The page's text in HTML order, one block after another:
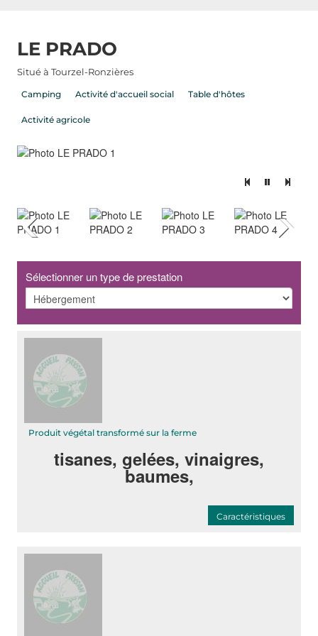
LE PRADO
Situé à Tourzel-Ronzières
Camping Activité d'accueil social Table d'hôtes
Activité agricole
Sélectionner un type de prestation
Produit végétal transformé sur la ferme
tisanes, gelées, vinaigres,
baumes,
Caractéristiques